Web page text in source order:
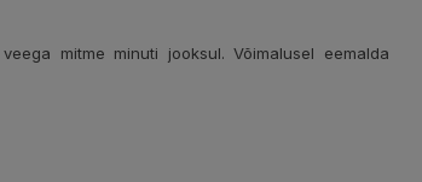
mitme minuti jooksul. Võimalusel eemalda